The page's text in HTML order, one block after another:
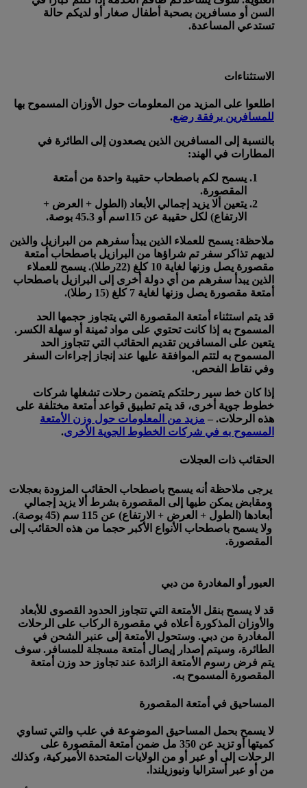
السن أو مسافرين بصحبة أطفال صغار أو لديكم حالة
تستدعي المساعدة.
الاستثناءات
اطلعوا على المزيد من المعلومات حول الأوزان المسموح بها
للمسافرين برفقة رضع.
بالنسبة إلى المسافرين الذين يصعدون إلى الطائرة في
المطارات في الهند:
يسمح لكم باصطحاب حقيبة واحدة من أمتعة
المقصورة.
يتعين ألا يزيد إجمالي الأبعاد (الطول + العرض +
الارتفاع) لكل حقيبة عن 115سم أو 45.3 بوصة.
ملاحظة: يسمح للعملاء الذين يبدأ سفرهم من البرازيل والذين
لديهم تذاكر سفر تم شراؤها من البرازيل باصطحاب أمتعة
مقصورة يصل وزنها لغاية 10 كلغ (22رطلا). يسمح للعملاء
الذين يبدأ سفرهم من أي دولة أخرى إلى البرازيل باصطحاب
أمتعة مقصورة يصل وزنها لغاية 7 كلغ (15 رطلا).
قد يتم استثناء أمتعة المقصورة التي يتجاوز حجمها الحد
المسموح به إذا كانت تحتوي على مواد ثمينة أو سهلة الكسر.
يتعين على المسافرين تقديم الحقائب التي تتجاوز الحد
المسموح به لتتم الموافقة عليها عند إنجاز إجراءات السفر
وفي نقاط الفحص.
إذا كان خط سير رحلتكم يتضمن رحلات تشغلها شركات
خطوط جوية أخرى، قد يتم تطبيق قواعد أمتعة مختلفة على
هذه الرحلات. – مزيد من المعلومات حول وزن الأمتعة
المسموح به في شركات الخطوط الجوية الأخرى.
الحقائب ذات العجلات
يرجى ملاحظة أنه يسمح باصطحاب الحقائب المزودة بعجلات
ومقابض يمكن طيها إلى المقصورة بشرط ألا يزيد إجمالي
أبعادها (الطول + العرض + الارتفاع) عن 115 سم (45 بوصة).
ولا يسمح باصطحاب الأنواع الأكبر حجما من هذه الحقائب إلى
المقصورة.
العبور أو المغادرة من دبي
قد لا يسمح بنقل الأمتعة التي تتجاوز الحدود القصوى للأبعاد
والأوزان المذكورة أعلاه في مقصورة الركاب على الرحلات
المغادرة من دبي. وستحول الأمتعة إلى عنبر الشحن في
الطائرة، وسيتم إصدار إيصال أمتعة مسجلة للمسافر. سوف
يتم فرض رسوم الأمتعة الزائدة عند تجاوز حد وزن أمتعة
المقصورة المسموح به.
المساحيق في أمتعة المقصورة
لا يسمح بحمل المساحيق الموضوعة في علب والتي تساوي
كميتها أو تزيد عن 350 مل ضمن أمتعة المقصورة على
الرحلات إلى أو عبر أو من الولايات المتحدة الأميركية، وكذلك
من أو عبر أستراليا ونيوزيلندا.